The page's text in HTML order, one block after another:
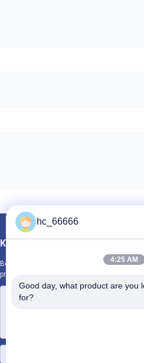
Kirimkan Kami
Beri tahu kami kebutuhan Anda. Kami akan
produk terbaik dengan Anda.
hc_66666
4:25 AM
Good day, what product are you
for?